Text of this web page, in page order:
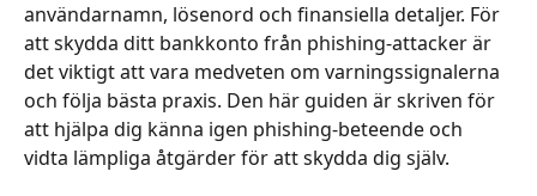
användarnamn, lösenord och finansiella detaljer. För
att skydda ditt bankkonto från phishing-attacker är
det viktigt att vara medveten om varningssignalerna
och följa bästa praxis. Den här guiden är skriven för
att hjälpa dig känna igen phishing-beteende och
vidta lämpliga åtgärder för att skydda dig själv.